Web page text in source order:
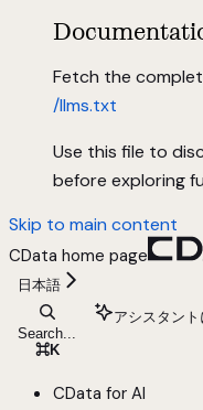
Fetch the
/llms.txt
Use this file to
before exploring
Skip to main content
CData home page
日本語
Search...
⌘K
アシスタント
CData for AI